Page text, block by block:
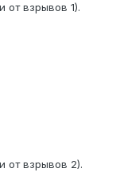
от взрывов 1).
от взрывов 2).